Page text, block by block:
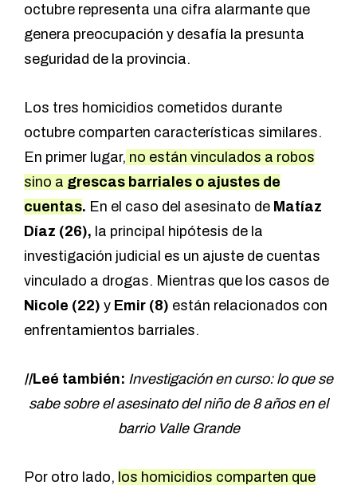
octubre representa una cifra alarmante que
genera preocupación y desafía la presunta
seguridad de la provincia.
Los tres homicidios cometidos durante
octubre comparten características similares.
En primer lugar, no están vinculados a robos
sino a grescas barriales o ajustes de
cuentas. En el caso del asesinato de Matíaz
Díaz (26), la principal hipótesis de la
investigación judicial es un ajuste de cuentas
vinculado a drogas. Mientras que los casos de
Nicole (22) y Emir (8) están relacionados con
enfrentamientos barriales.
//Leé también: Investigación en curso: lo que se
sabe sobre el asesinato del niño de 8 años en el
barrio Valle Grande
Por otro lado, los homicidios comparten que